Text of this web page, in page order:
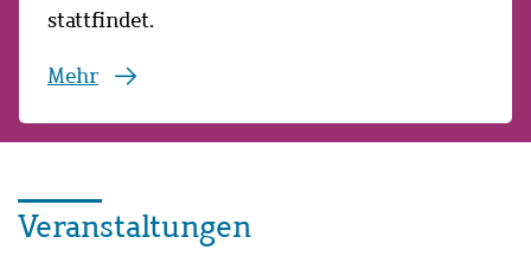
stattfindet.
Mehr
Veranstaltungen